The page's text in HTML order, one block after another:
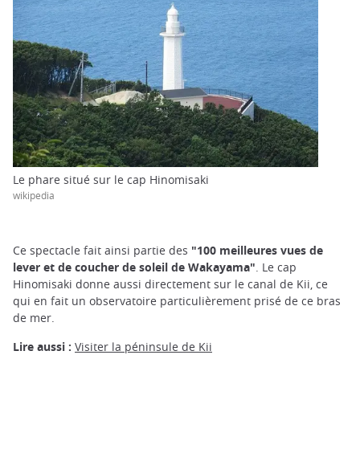
Le phare situé sur le cap Hinomisaki
wikipedia
Ce spectacle fait ainsi partie des "100 meilleures vues de
lever et de coucher de soleil de Wakayama". Le cap
Hinomisaki donne aussi directement sur le canal de Kii, ce
qui en fait un observatoire particulièrement prisé de ce bras
de mer.
Lire aussi : Visiter la péninsule de Kii